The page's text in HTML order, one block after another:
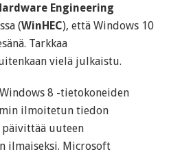
Engineering
(WinHEC), että Windows 10
Tarkkaa
vielä julkaistu.
8 -tietokoneiden
ilmoitetun tiedon
uuteen
ilmaiseksi. Microsoft